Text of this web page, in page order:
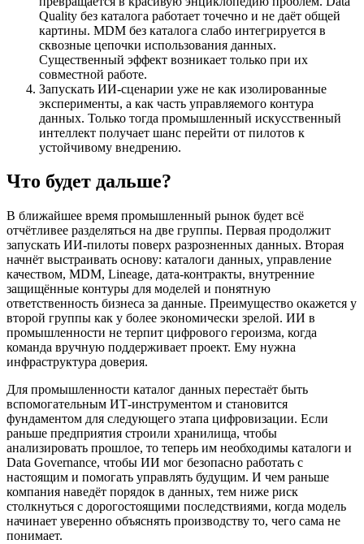
Quality без каталога работает точечно и не даёт общей
картины. MDM без каталога слабо интегрируется в
сквозные цепочки использования данных.
Существенный эффект возникает только при их
совместной работе.
Запускать ИИ-сценарии уже не как изолированные
эксперименты, а как часть управляемого контура
данных. Только тогда промышленный искусственный
интеллект получает шанс перейти от пилотов к
устойчивому внедрению.
Что будет дальше?
В ближайшее время промышленный рынок будет всё
отчётливее разделяться на две группы. Первая продолжит
запускать ИИ-пилоты поверх разрозненных данных. Вторая
начнёт выстраивать основу: каталоги данных, управление
качеством, MDM, Lineage, дата-контракты, внутренние
защищённые контуры для моделей и понятную
ответственность бизнеса за данные. Преимущество окажется у
второй группы как у более экономически зрелой. ИИ в
промышленности не терпит цифрового героизма, когда
команда вручную поддерживает проект. Ему нужна
инфраструктура доверия.
Для промышленности каталог данных перестаёт быть
вспомогательным ИТ-инструментом и становится
фундаментом для следующего этапа цифровизации. Если
раньше предприятия строили хранилища, чтобы
анализировать прошлое, то теперь им необходимы каталоги и
Data Governance, чтобы ИИ мог безопасно работать с
настоящим и помогать управлять будущим. И чем раньше
компания наведёт порядок в данных, тем ниже риск
столкнуться с дорогостоящими последствиями, когда модель
начинает уверенно объяснять производству то, чего сама не
понимает.